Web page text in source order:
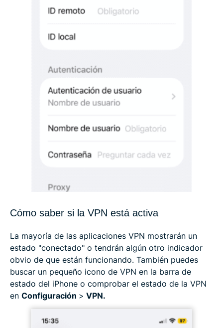
Cómo saber si la VPN está activa
La mayoría de las aplicaciones VPN mostrarán un
estado "conectado" o tendrán algún otro indicador
obvio de que están funcionando. También puedes
buscar un pequeño icono de VPN en la barra de
estado del iPhone o comprobar el estado de la VPN
en Configuración > VPN.